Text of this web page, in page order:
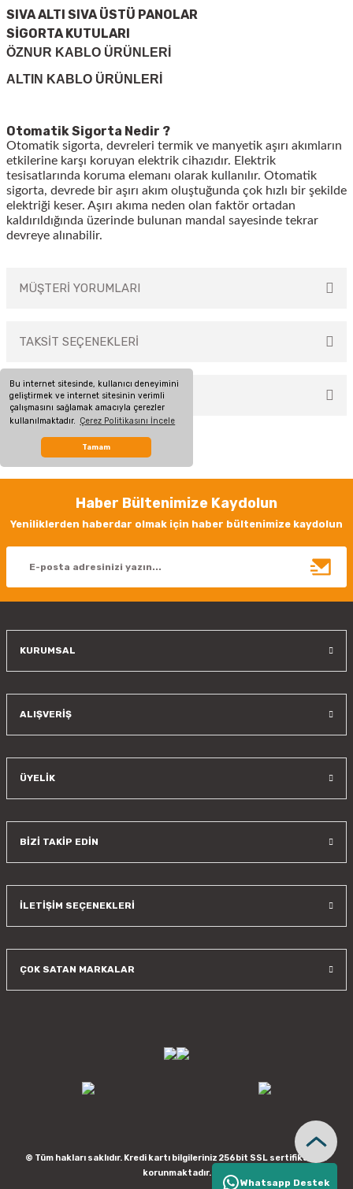
Bu internet sitesinde, kullanıcı deneyimini
geliştirmek ve internet sitesinin verimli
çalışmasını sağlamak amacıyla çerezler
kullanılmaktadır. Çerez Politikasını İncele
Tamam
SIVA ALTI SIVA ÜSTÜ PANOLAR
SİGORTA KUTULARI
ÖZNUR KABLO ÜRÜNLERİ
ALTIN KABLO ÜRÜNLERİ
Otomatik Sigorta Nedir ?
Otomatik sigorta, devreleri termik ve manyetik aşırı akımların
etkilerine karşı koruyan elektrik cihazıdır. Elektrik
tesisatlarında koruma elemanı olarak kullanılır. Otomatik
sigorta, devrede bir aşırı akım oluştuğunda çok hızlı bir şekilde
elektriği keser. Aşırı akıma neden olan faktör ortadan
kaldırıldığında üzerinde bulunan mandal sayesinde tekrar
devreye alınabilir.
MÜŞTERİ YORUMLARI
Yorum Yaz
TAKSİT SEÇENEKLERİ
ÖNERİLERİNİZ
yetersiz gördüğünüz noktaları öneri formunu kullanarak tarafımıza
Görüş ve önerileriniz için teşekkür ederiz.
Ürün resmi kalitesiz, bozuk veya görüntülenemiyor.
Ürün bilgilerinde hatalar bulunuyor.
Haber Bültenimize Kaydolun
Yeniliklerden haberdar olmak için haber bültenimize kaydolun
KURUMSAL
ALIŞVERİŞ
ÜYELİK
BİZİ TAKİP EDİN
İLETİŞİM SEÇENEKLERİ
ÇOK SATAN MARKALAR
© Tüm hakları saklıdır. Kredi kartı bilgileriniz 256bit SSL sertifikası ile
korunmaktadır.
Whatsapp Destek